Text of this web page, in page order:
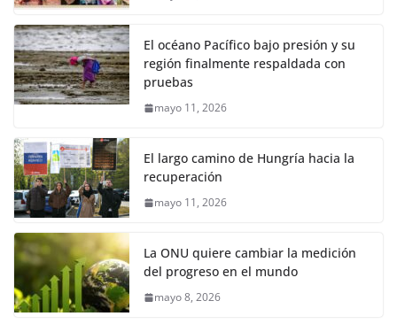
El océano Pacífico bajo presión y su
región finalmente respaldada con
pruebas
mayo 11, 2026
El largo camino de Hungría hacia la
recuperación
mayo 11, 2026
La ONU quiere cambiar la medición
del progreso en el mundo
mayo 8, 2026